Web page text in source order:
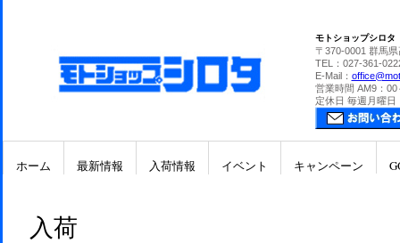
モトショップシロタ
〒370-0001 群馬
TEL：027-361-
E-Mail：
営業時間 AM9：00
定休日 毎週月曜日
ホーム 最新情報 入荷情報 イベント キャンペーン
入荷